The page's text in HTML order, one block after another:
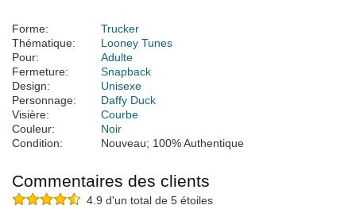
Forme:
Trucker
Thématique:
Looney Tunes
Pour:
Adulte
Fermeture:
Snapback
Design:
Unisexe
Personnage:
Daffy Duck
Visière:
Courbe
Couleur:
Noir
Condition:
Nouveau; 100% Authentique
Commentaires des clients
4.9 d'un total de 5 étoiles